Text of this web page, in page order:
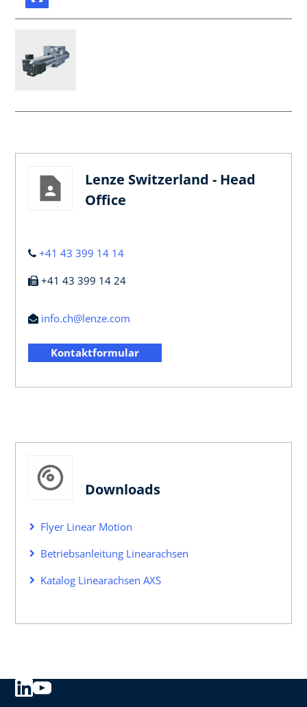
Lenze Switzerland - Head
Office
+41 43 399 14 14
+41 43 399 14 24
info.ch@lenze.com
Kontaktformular
Downloads
Flyer Linear Motion
Betriebsanleitung Linearachsen
Katalog Linearachsen AXS